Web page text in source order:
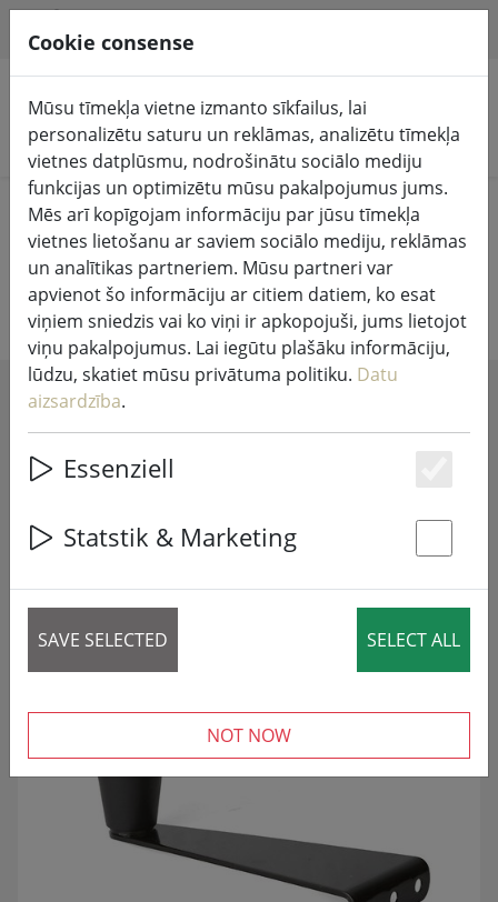
Meklēt produktus
Home Dzīvesvieta Putnu mājas un barotavas
Putnu mājas un barotavas
1 article
Cookie consense
Mūsu tīmekļa vietne izmanto sīkfailus, lai
personalizētu saturu un reklāmas, analizētu tīmekļa
vietnes datplūsmu, nodrošinātu sociālo mediju
funkcijas un optimizētu mūsu pakalpojumus jums.
Mēs arī kopīgojam informāciju par jūsu tīmekļa
vietnes lietošanu ar saviem sociālo mediju, reklāmas
un analītikas partneriem. Mūsu partneri var
apvienot šo informāciju ar citiem datiem, ko esat
viņiem sniedzis vai ko viņi ir apkopojuši, jums lietojot
viņu pakalpojumus. Lai iegūtu plašāku informāciju,
lūdzu, skatiet mūsu privātuma politiku. Datu
aizsardzība.
Essenziell
Statstik & Marketing
SAVE SELECTED SELECT ALL
NOT NOW